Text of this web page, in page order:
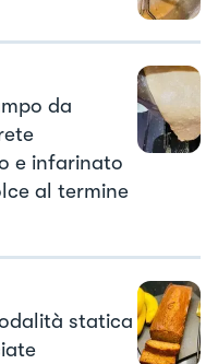
da
e infarinato
al termine
statica